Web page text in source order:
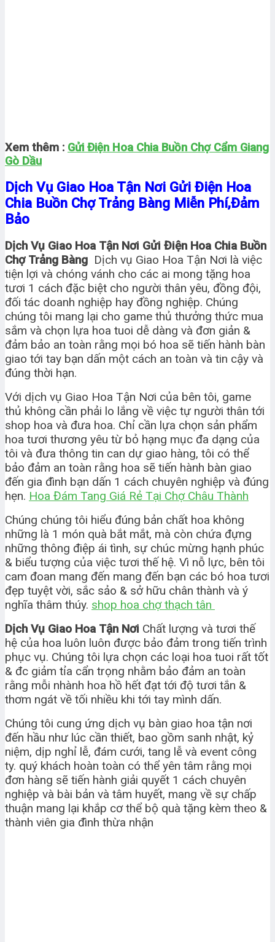
Xem thêm : Gửi Điện Hoa Chia Buồn Chợ Cẩm Giang
Gò Dầu
Dịch Vụ Giao Hoa Tận Nơi Gửi Điện Hoa
Chia Buồn Chợ Trảng Bàng Miễn Phí,Đảm
Bảo
Dịch Vụ Giao Hoa Tận Nơi Gửi Điện Hoa Chia Buồn
Chợ Trảng Bàng Dịch vụ Giao Hoa Tận Nơi là việc
tiện lợi và chóng vánh cho các ai mong tặng hoa
tươi 1 cách đặc biệt cho người thân yêu, đồng đội,
đối tác doanh nghiệp hay đồng nghiệp. Chúng
chúng tôi mang lại cho game thủ thưởng thức mua
sắm và chọn lựa hoa tuoi dễ dàng và đơn giản &
đảm bảo an toàn rằng mọi bó hoa sẽ tiến hành bàn
giao tới tay bạn dấn một cách an toàn và tin cậy và
đúng thời hạn.
Với dịch vụ Giao Hoa Tận Nơi của bên tôi, game
thủ không cần phải lo lắng về việc tự người thân tới
shop hoa và đưa hoa. Chỉ cần lựa chọn sản phẩm
hoa tươi thương yêu từ bỏ hạng mục đa dạng của
tôi và đưa thông tin can dự giao hàng, tôi có thể
bảo đảm an toàn rằng hoa sẽ tiến hành bàn giao
đến gia đình bạn dấn 1 cách chuyên nghiệp và đúng
hẹn. Hoa Đám Tang Giá Rẻ Tại Chợ Châu Thành
Chúng chúng tôi hiểu đúng bản chất hoa không
những là 1 món quà bắt mắt, mà còn chứa đựng
những thông điệp ái tình, sự chúc mừng hạnh phúc
& biểu tượng của việc tươi thế hệ. Vì nỗ lực, bên tôi
cam đoan mang đến mang đến bạn các bó hoa tươi
đẹp tuyệt vời, sắc sảo & sở hữu chân thành và ý
nghĩa thâm thúy. shop hoa chợ thạch tân
Dịch Vụ Giao Hoa Tận Nơi Chất lượng và tươi thế
hệ của hoa luôn luôn được bảo đảm trong tiến trình
phục vụ. Chúng tôi lựa chọn các loại hoa tuoi rất tốt
& đc giảm tỉa cẩn trọng nhằm bảo đảm an toàn
rằng mỗi nhành hoa hồ hết đạt tới độ tươi tắn &
thơm ngát về tối nhiều khi tới tay mình dấn.
Chúng tôi cung ứng dịch vụ bàn giao hoa tận nơi
đến hầu như lúc cần thiết, bao gồm sanh nhật, kỷ
niệm, dịp nghỉ lễ, đám cưới, tang lễ và event công
ty. quý khách hoàn toàn có thể yên tâm rằng mọi
đơn hàng sẽ tiến hành giải quyết 1 cách chuyên
nghiệp và bài bản và tâm huyết, mang về sự chấp
thuận mang lại khắp cơ thể bộ quà tặng kèm theo &
thành viên gia đình thừa nhận